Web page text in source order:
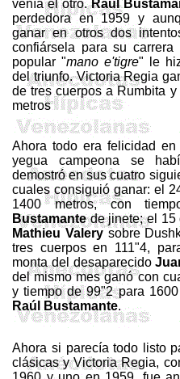
venía el otro.Raúl
perdedora en 1959 y
ganar en otros dos
confiársela para su
popular "manoe'tigre" le
del triunfo. Victoria Regia
de tres cuerpos a Rumbita
metros
Ahora todo era felicidad en
yegua cam­peona se
demostró en sus cuatro
cuales consiguió ganar: el
1400
metros, con
Bustamantede jinete; el 15
Mathieu Valerysobre
tres cuerpos en 111"4,
monta del desaparecido
del mismo mes ganó con
y tiem­po de 99"2 para
Raúl Bustamante.
Ahora si parecía todo listo
clásicas y Victoria Regia,